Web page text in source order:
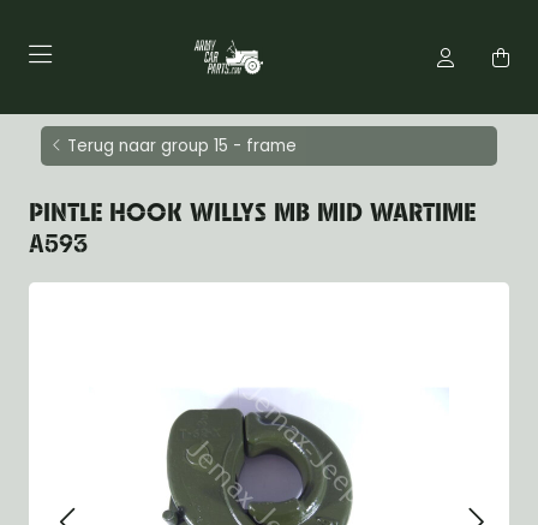
Terug naar group 15 - frame
PINTLE HOOK WILLYS MB MID WARTIME
A593